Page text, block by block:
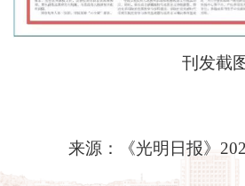
刊发截
来源：《光明日报》